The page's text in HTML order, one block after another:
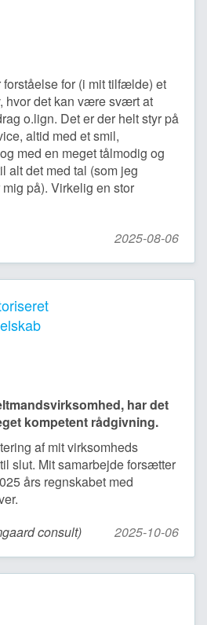
for (i mit tilfælde) et
hvor det kan være svært at
o.lign. Det er der helt styr på
altid med et smil,
med en meget tålmodig og
alt det med tal (som jeg
på). Virkelig en stor
2025-08-06
har det
kompetent rådgivning.
af mit virksomheds
slut. Mit samarbejde forsætter
års regnskabet med
consult)
2025-10-06